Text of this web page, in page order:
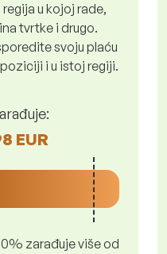
u kojoj rade,
tvrtke i drugo.
svoju plaću
i u istoj regiji.
EUR
zarađuje više od